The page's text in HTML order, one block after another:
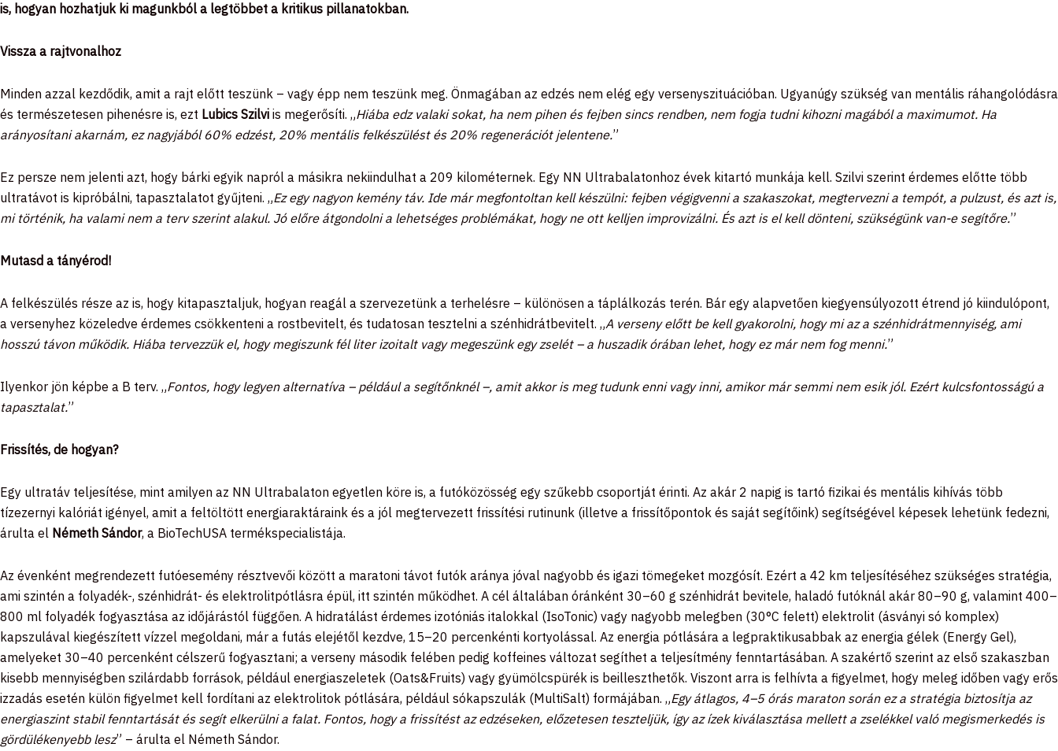
is, hogyan hozhatjuk ki magunkból a legtöbbet a kritikus pillanatokban.
Vissza a rajtvonalhoz
Minden azzal kezdődik, amit a rajt előtt teszünk – vagy épp nem teszünk meg. Önmagában az edzés nem elég egy versenyszituációban. Ugyanúgy szükség van mentális ráhangolódásra
és természetesen pihenésre is, ezt Lubics Szilvi is megerősíti. „Hiába edz valaki sokat, ha nem pihen és fejben sincs rendben, nem fogja tudni kihozni magából a maximumot. Ha
arányosítani akarnám, ez nagyjából 60% edzést, 20% mentális felkészülést és 20% regenerációt jelentene.”
Ez persze nem jelenti azt, hogy bárki egyik napról a másikra nekiindulhat a 209 kilométernek. Egy NN Ultrabalatonhoz évek kitartó munkája kell. Szilvi szerint érdemes előtte több
ultratávot is kipróbálni, tapasztalatot gyűjteni. „Ez egy nagyon kemény táv. Ide már megfontoltan kell készülni: fejben végigvenni a szakaszokat, megtervezni a tempót, a pulzust, és azt is,
mi történik, ha valami nem a terv szerint alakul. Jó előre átgondolni a lehetséges problémákat, hogy ne ott kelljen improvizálni. És azt is el kell dönteni, szükségünk van-e segítőre.”
Mutasd a tányérod!
A felkészülés része az is, hogy kitapasztaljuk, hogyan reagál a szervezetünk a terhelésre – különösen a táplálkozás terén. Bár egy alapvetően kiegyensúlyozott étrend jó kiindulópont,
a versenyhez közeledve érdemes csökkenteni a rostbevitelt, és tudatosan tesztelni a szénhidrátbevitelt. „A verseny előtt be kell gyakorolni, hogy mi az a szénhidrátmennyiség, ami
hosszú távon működik. Hiába tervezzük el, hogy megiszunk fél liter izoitalt vagy megeszünk egy zselét – a huszadik órában lehet, hogy ez már nem fog menni.”
Ilyenkor jön képbe a B terv. „Fontos, hogy legyen alternatíva – például a segítőnknél –, amit akkor is meg tudunk enni vagy inni, amikor már semmi nem esik jól. Ezért kulcsfontosságú a
tapasztalat.”
Frissítés, de hogyan?
Egy ultratáv teljesítése, mint amilyen az NN Ultrabalaton egyetlen köre is, a futóközösség egy szűkebb csoportját érinti. Az akár 2 napig is tartó fizikai és mentális kihívás több
tízezernyi kalóriát igényel, amit a feltöltött energiaraktáraink és a jól megtervezett frissítési rutinunk (illetve a frissítőpontok és saját segítőink) segítségével képesek lehetünk fedezni,
árulta el Németh Sándor, a BioTechUSA termékspecialistája.
Az évenként megrendezett futóesemény résztvevői között a maratoni távot futók aránya jóval nagyobb és igazi tömegeket mozgósít. Ezért a 42 km teljesítéséhez szükséges stratégia,
ami szintén a folyadék-, szénhidrát- és elektrolitpótlásra épül, itt szintén működhet. A cél általában óránként 30–60 g szénhidrát bevitele, haladó futóknál akár 80–90 g, valamint 400–
800 ml folyadék fogyasztása az időjárástól függően. A hidratálást érdemes izotóniás italokkal (IsoTonic) vagy nagyobb melegben (30°C felett) elektrolit (ásványi só komplex)
kapszulával kiegészített vízzel megoldani, már a futás elejétől kezdve, 15–20 percenkénti kortyolással. Az energia pótlására a legpraktikusabbak az energia gélek (Energy Gel),
amelyeket 30–40 percenként célszerű fogyasztani; a verseny második felében pedig koffeines változat segíthet a teljesítmény fenntartásában. A szakértő szerint az első szakaszban
kisebb mennyiségben szilárdabb források, például energiaszeletek (Oats&Fruits) vagy gyümölcspürék is beilleszthetők. Viszont arra is felhívta a figyelmet, hogy meleg időben vagy erős
izzadás esetén külön figyelmet kell fordítani az elektrolitok pótlására, például sókapszulák (MultiSalt) formájában. „Egy átlagos, 4–5 órás maraton során ez a stratégia biztosítja az
energiaszint stabil fenntartását és segít elkerülni a falat. Fontos, hogy a frissítést az edzéseken, előzetesen teszteljük, így az ízek kiválasztása mellett a zselékkel való megismerkedés is
gördülékenyebb lesz” – árulta el Németh Sándor.